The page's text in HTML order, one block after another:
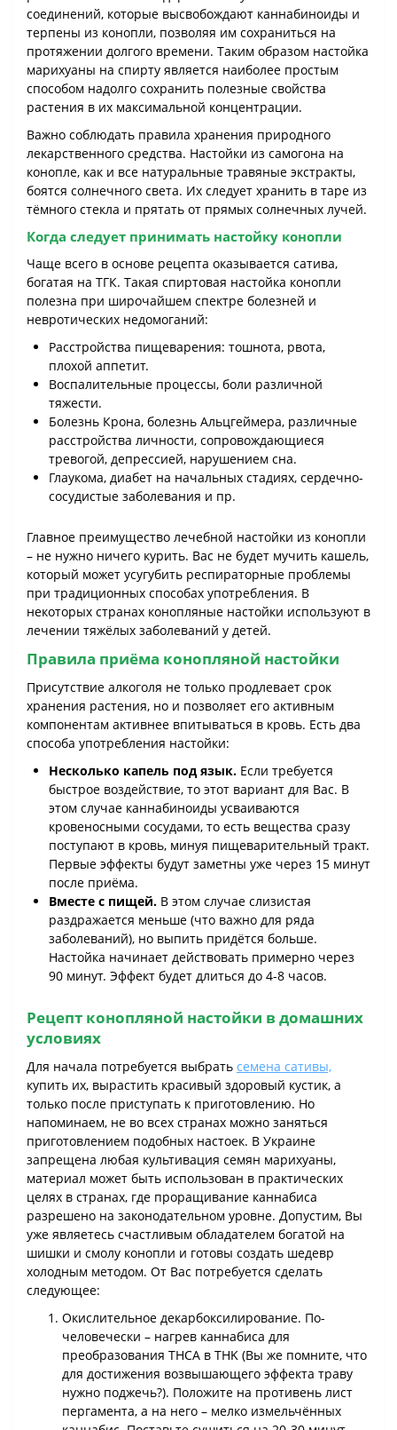
соединений, которые высвобождают каннабиноиды и
терпены из конопли, позволяя им сохраниться на
протяжении долгого времени. Таким образом настойка
марихуаны на спирту является наиболее простым
способом надолго сохранить полезные свойства
растения в их максимальной концентрации.
Важно соблюдать правила хранения природного
лекарственного средства. Настойки из самогона на
конопле, как и все натуральные травяные экстракты,
боятся солнечного света. Их следует хранить в таре из
тёмного стекла и прятать от прямых солнечных лучей.
Когда следует принимать настойку конопли
Чаще всего в основе рецепта оказывается сатива,
богатая на ТГК. Такая спиртовая настойка конопли
полезна при широчайшем спектре болезней и
невротических недомоганий:
Расстройства пищеварения: тошнота, рвота,
плохой аппетит.
Воспалительные процессы, боли различной
тяжести.
Болезнь Крона, болезнь Альцгеймера, различные
расстройства личности, сопровождающиеся
тревогой, депрессией, нарушением сна.
Глаукома, диабет на начальных стадиях, сердечно-
сосудистые заболевания и пр.
Главное преимущество лечебной настойки из конопли
– не нужно ничего курить. Вас не будет мучить кашель,
который может усугубить респираторные проблемы
при традиционных способах употребления. В
некоторых странах конопляные настойки используют в
лечении тяжёлых заболеваний у детей.
Правила приёма конопляной настойки
Присутствие алкоголя не только продлевает срок
хранения растения, но и позволяет его активным
компонентам активнее впитываться в кровь. Есть два
способа употребления настойки:
Несколько капель под язык. Если требуется
быстрое воздействие, то этот вариант для Вас. В
этом случае каннабиноиды усваиваются
кровеносными сосудами, то есть вещества сразу
поступают в кровь, минуя пищеварительный тракт.
Первые эффекты будут заметны уже через 15 минут
после приёма.
Вместе с пищей. В этом случае слизистая
раздражается меньше (что важно для ряда
заболеваний), но выпить придётся больше.
Настойка начинает действовать примерно через
90 минут. Эффект будет длиться до 4-8 часов.
Рецепт конопляной настойки в домашних
условиях
Для начала потребуется выбрать семена сативы,
купить их, вырастить красивый здоровый кустик, а
только после приступать к приготовлению. Но
напоминаем, не во всех странах можно заняться
приготовлением подобных настоек. В Украине
запрещена любая культивация семян марихуаны,
материал может быть использован в практических
целях в странах, где проращивание каннабиса
разрешено на законодательном уровне. Допустим, Вы
уже являетесь счастливым обладателем богатой на
шишки и смолу конопли и готовы создать шедевр
холодным методом. От Вас потребуется сделать
следующее:
Окислительное декарбоксилирование. По-
человечески – нагрев каннабиса для
преобразования THCA в THK (Вы же помните, что
для достижения возвышающего эффекта траву
нужно поджечь?). Положите на противень лист
пергамента, а на него – мелко измельчённых